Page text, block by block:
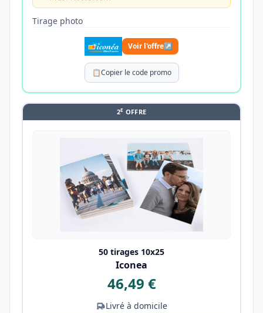
Tirage photo
Voir l'offre↗
📋Copier le code promo
2E OFFRE
50 tirages 10x25
Iconea
46,49 €
Livré à domicile